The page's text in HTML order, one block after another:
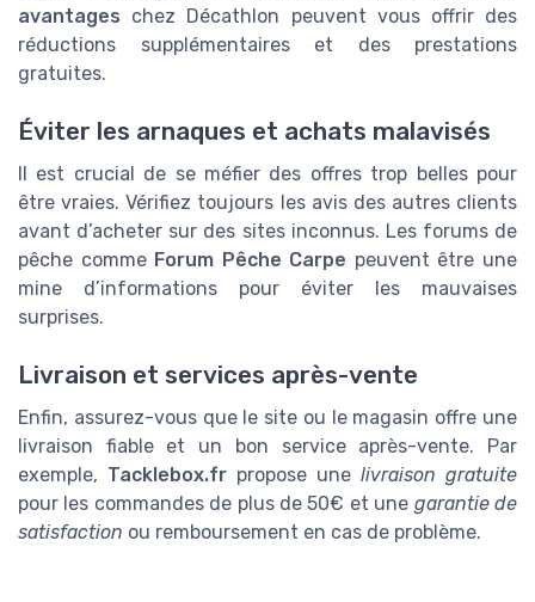
avantages chez Décathlon peuvent vous offrir des
réductions supplémentaires et des prestations
gratuites.
Éviter les arnaques et achats malavisés
Il est crucial de se méfier des offres trop belles pour
être vraies. Vérifiez toujours les avis des autres clients
avant d’acheter sur des sites inconnus. Les forums de
pêche comme Forum Pêche Carpe peuvent être une
mine d’informations pour éviter les mauvaises
surprises.
Livraison et services après-vente
Enfin, assurez-vous que le site ou le magasin offre une
livraison fiable et un bon service après-vente. Par
exemple, Tacklebox.fr propose une livraison gratuite
pour les commandes de plus de 50€ et une garantie de
satisfaction ou remboursement en cas de problème.